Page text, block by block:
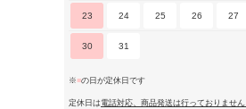
23 24 25 26 27
30 31
※ ■の日が定休日です
定休日は 電話対応、商品発送は行っておりません